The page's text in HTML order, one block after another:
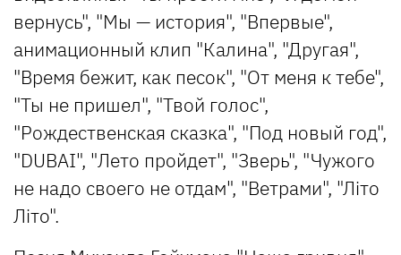
вернусь", "Мы — история", "Впервые",
анимационный клип "Калина", "Другая",
"Время бежит, как песок", "От меня к тебе",
"Ты не пришел", "Твой голос",
"Рождественская сказка", "Под новый год",
"DUBAI", "Лето пройдет", "Зверь", "Чужого
не надо своего не отдам", "Ветрами", "Лiто
Лiто".